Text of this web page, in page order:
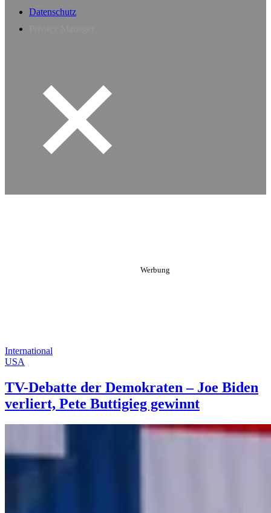
Datenschutz
International
USA
TV-Debatte der Demokraten – Joe Biden
verliert, Pete Buttigieg gewinnt